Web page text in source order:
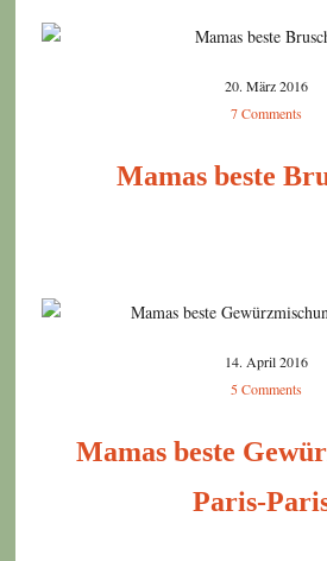
20. März 2016
7 Comments
Mamas beste
14. April 2016
5 Comments
Mamas beste
Paris-